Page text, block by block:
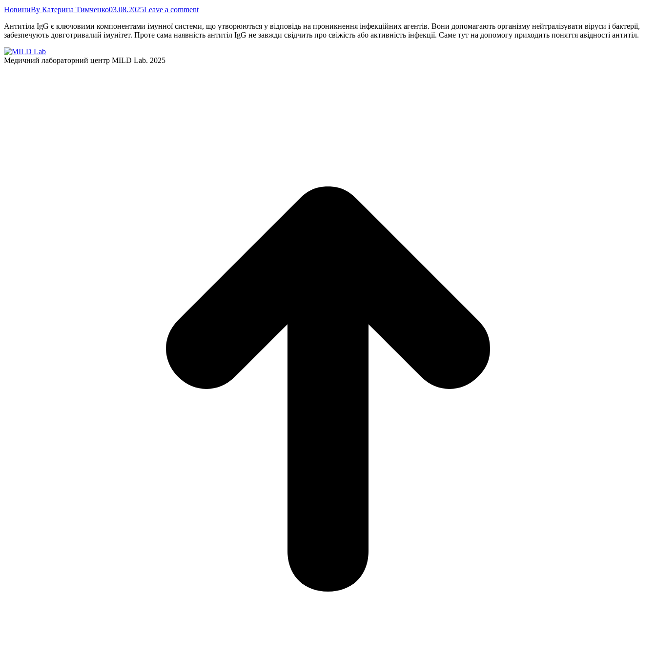
НовиниBy Катерина Тимченко03.08.2025Leave a comment
Антитіла IgG є ключовими компонентами імунної системи, що утворюються у відповідь на проникнення інфекційних агентів. Вони допомагають організму нейтралізувати віруси і бактерії,
забезпечують довготривалий імунітет. Проте сама наявність антитіл IgG не завжди свідчить про свіжість або активність інфекції. Саме тут на допомогу приходить поняття авідності антитіл.
Медичний лабораторний центр MILD Lab. 2025